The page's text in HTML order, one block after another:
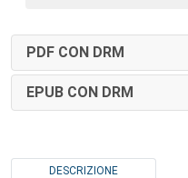
PDF CON DRM
EPUB CON DRM
DESCRIZIONE